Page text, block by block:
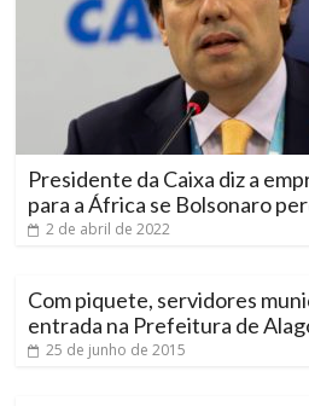
Presidente da Caixa diz a
para a África se Bolsonaro
2 de abril de 2022
Com piquete, servidores
entrada na Prefeitura de
25 de junho de 2015